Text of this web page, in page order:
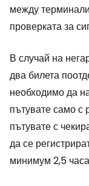
между
проверката за
В случай на
два билета
необходимо да
пътувате само с
пътувате с
да се
минимум 2,5